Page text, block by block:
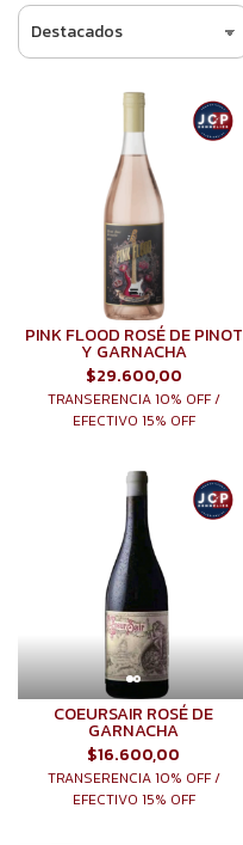
PINK FLOOD ROSÉ DE PINOT
Y GARNACHA
$29.600,00
TRANSERENCIA 10% OFF /
EFECTIVO 15% OFF
COEURSAIR ROSÉ DE
GARNACHA
$16.600,00
TRANSERENCIA 10% OFF /
EFECTIVO 15% OFF